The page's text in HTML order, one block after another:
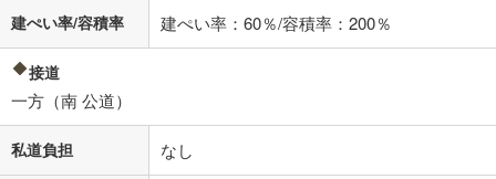
上、ご自身での入力をお願いいたします。初期設定で自動入力されてい
る値は、実際の金融機関等における貸出金利とは何ら関係がなく、実際
の金融機関等における貸出金利を何ら保証するものではありません。返
済方法「元利均等返済」にて算出しております。入力された金利を35年
適用した場合の計算結果を表示しています。
建ぺい率/容積率 建ぺい率：60％/容積率：200％
接道
一方（南 公道）
私道負担 なし